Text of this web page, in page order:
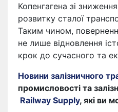
Копенгагена зі
розвитку сталої
Таким чином,
не лише відновлення
крок до сучасного та
Новини залізничного
промисловості та
Railway Supply, які ви